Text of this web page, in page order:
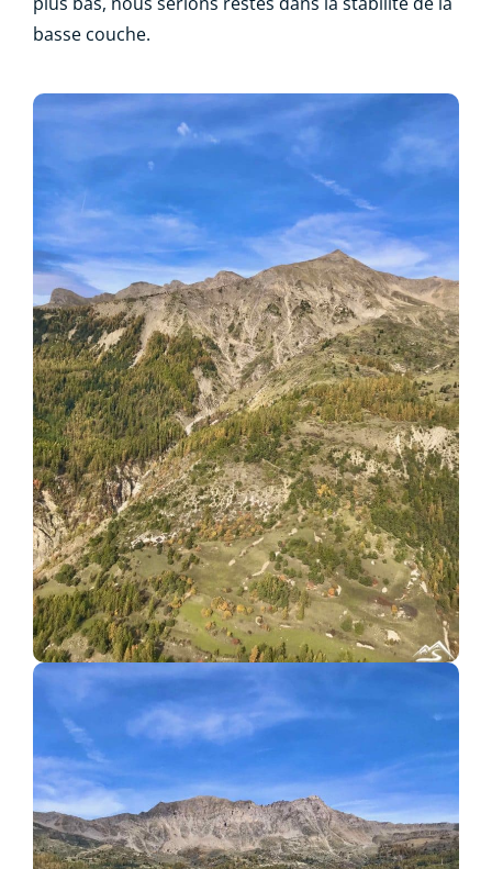
basse couche.